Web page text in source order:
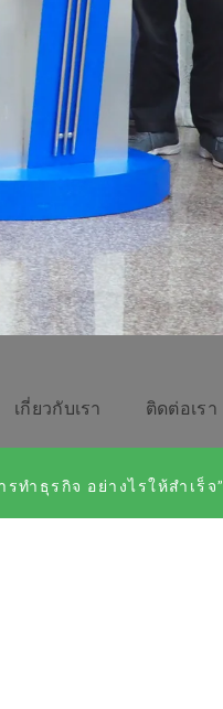
เกี่ยวกับเรา ติดต่อเรา
รทำธุรกิจ อย่างไรให้สำเร็จ”